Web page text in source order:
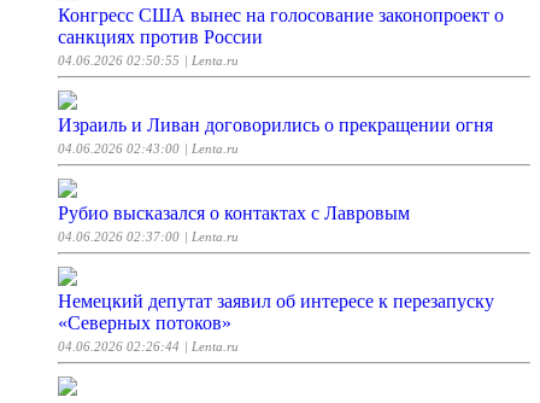
Конгресс США вынес на голосование законопроект о
санкциях против России
04.06.2026 02:50:55 | Lenta.ru
Израиль и Ливан договорились о прекращении огня
04.06.2026 02:43:00 | Lenta.ru
Рубио высказался о контактах с Лавровым
04.06.2026 02:37:00 | Lenta.ru
Немецкий депутат заявил об интересе к перезапуску
«Северных потоков»
04.06.2026 02:26:44 | Lenta.ru